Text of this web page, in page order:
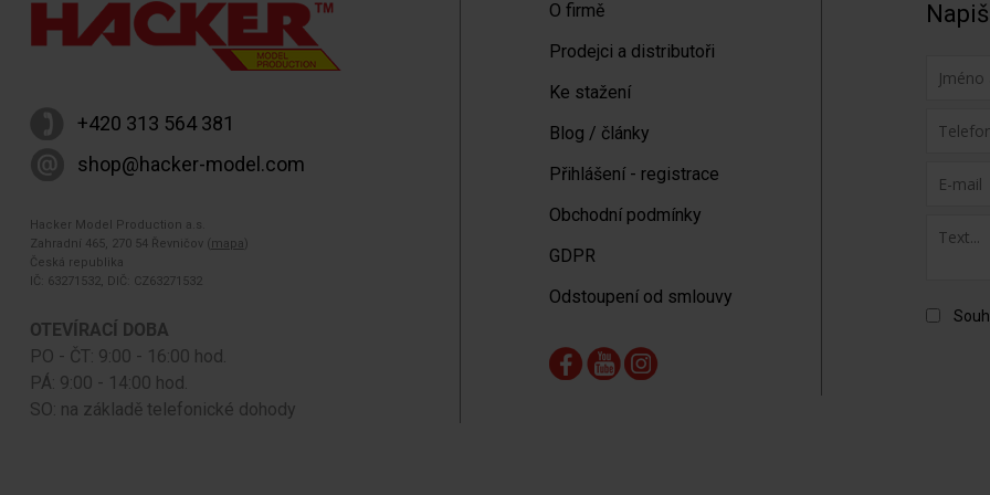
+420 313 564 381
shop@hacker-model.com
Hacker Model Production a.s.
Zahradní 465, 270 54 Řevničov ( mapa )
Česká republika
IČ: 63271532, DIČ: CZ63271532
OTEVÍRACÍ DOBA
PO - ČT: 9:00 - 16:00 hod.
PÁ: 9:00 - 14:00 hod.
SO: na základě telefonické dohody
O firmě
Prodejci a distributoři
Ke stažení
Blog / články
Přihlášení - registrace
Obchodní podmínky
GDPR
Odstoupení od smlouvy